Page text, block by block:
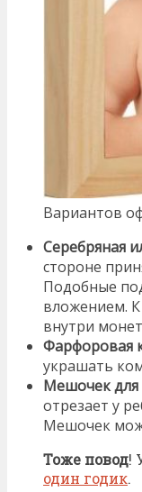
Вариантов
Серебряная
стороне
Подобные
вложением. К
внутри
Фарфоровая
украшать
Мешочек для
отрезает у
Мешочек
Тоже повод!
один годик.